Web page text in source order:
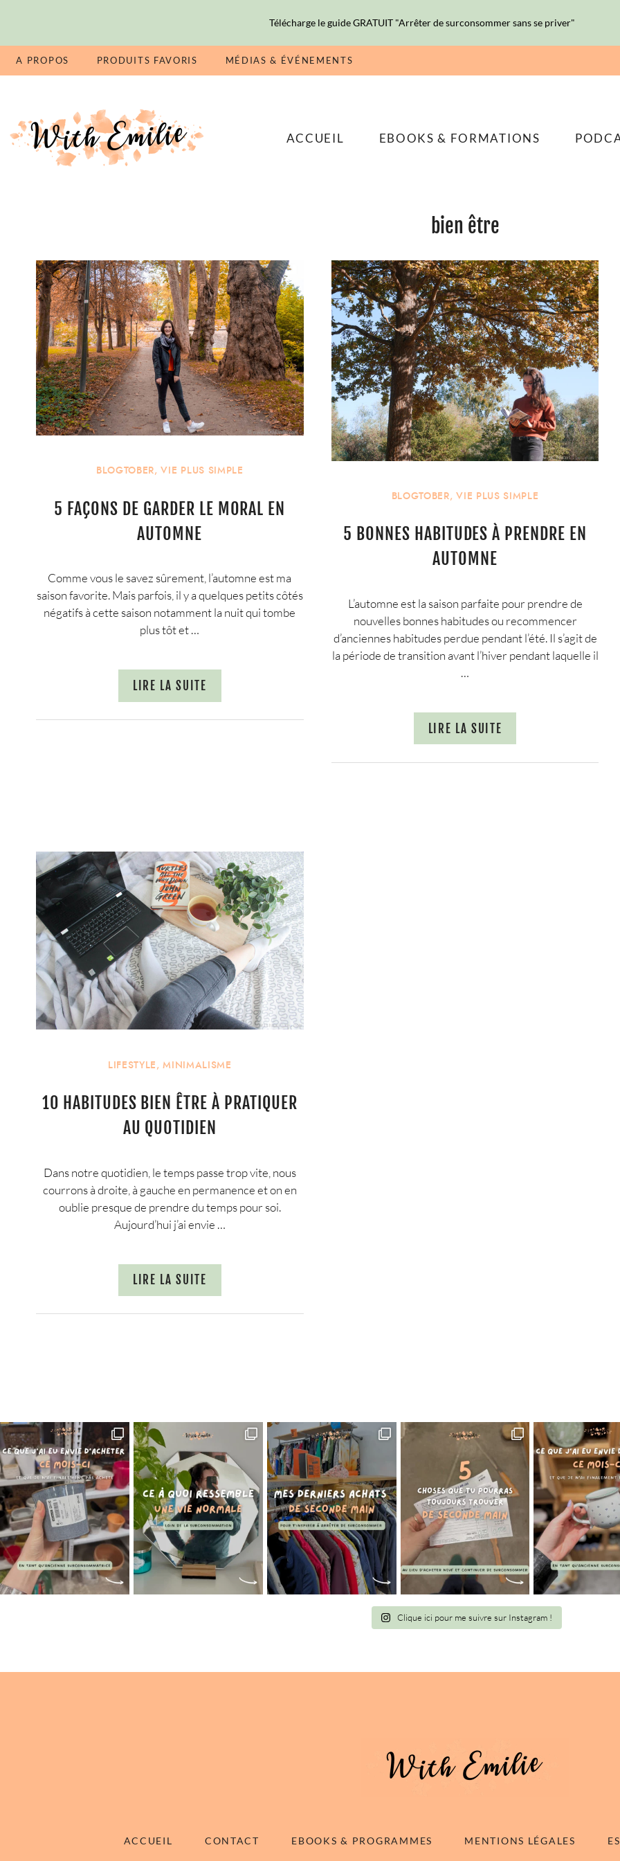
A PROPOS PRODUITS FAVORIS MÉDIAS & ÉVÉNEMENTS
ACCUEIL EBOOKS & FORMATIONS
bien être
BLOGTOBER,VIE PLUS SIMPLE
5 FAÇONS DE GARDER LE MORAL EN
AUTOMNE
Comme vous le savez sûrement, l’automne est ma
saison favorite. Mais parfois, il y a quelques petits côtés
négatifs à cette saison notamment la nuit qui tombe
plus tôt et …
LIRE LA SUITE
BLOGTOBER,VIE PLUS SIMPLE
5 BONNES HABITUDES À PRENDRE EN
AUTOMNE
L’automne est la saison parfaite pour prendre de
nouvelles bonnes habitudes ou recommencer
d’anciennes habitudes perdue pendant l’été. Il s’agit de
la période de transition avant l’hiver pendant laquelle il
…
LIRE LA SUITE
LIFESTYLE,MINIMALISME
10 HABITUDES BIEN ÊTRE À PRATIQUER
AU QUOTIDIEN
Dans notre quotidien, le temps passe trop vite, nous
courrons à droite, à gauche en permanence et on en
oublie presque de prendre du temps pour soi.
Aujourd’hui j’ai envie …
LIRE LA SUITE
Clique ici pour me suivre sur Instagram !
ACCUEIL CONTACT EBOOKS & PROGRAMMES MENTIONS LÉGALES
Télécharge le guide GRATUIT "Arrêter de surconsommer sans se priver"